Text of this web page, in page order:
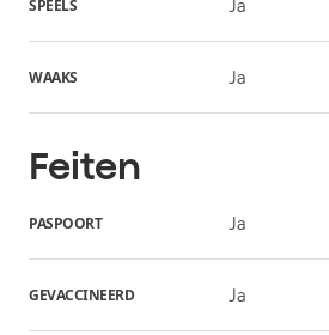
SPEELS Ja
WAAKS Ja
Feiten
PASPOORT Ja
GEVACCINEERD Ja